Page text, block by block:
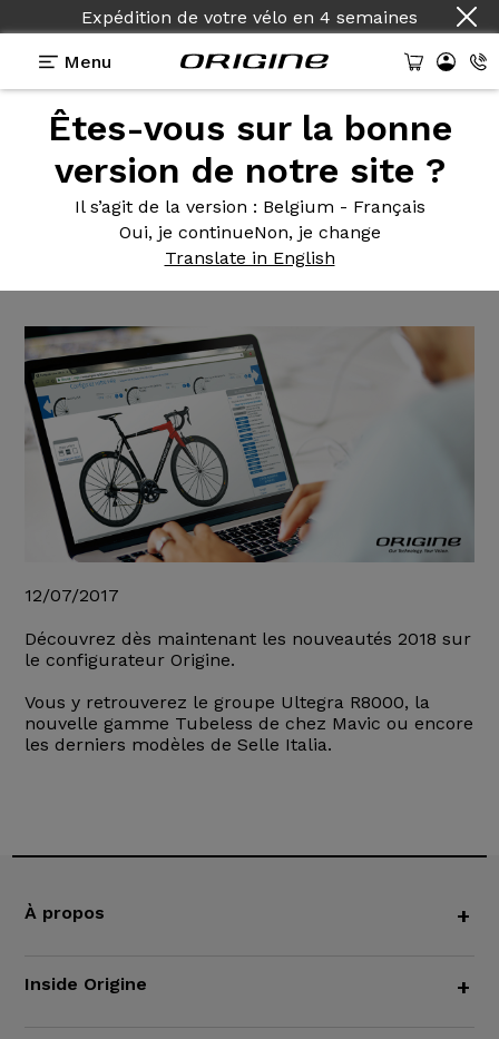
Expédition de votre vélo en 4 semaines
Menu
Êtes-vous sur la bonne
version de notre site ?
Il s’agit de la version : Belgium - Français
Oui, je continueNon, je change
Translate in English
Actualités Origine>Les nouveautés 2018 sont sur
Les nouveautés 2018 sont sur
le configurateur Origine.
12/07/2017
Découvrez dès maintenant les nouveautés 2018 sur
le configurateur Origine.
Vous y retrouverez le groupe Ultegra R8000, la
nouvelle gamme Tubeless de chez Mavic ou encore
les derniers modèles de Selle Italia.
À propos +
Inside Origine +